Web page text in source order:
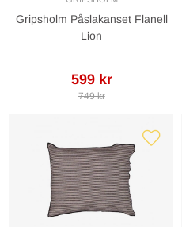
Gripsholm Påslakanset Flanell
Lion
599 kr
749 kr